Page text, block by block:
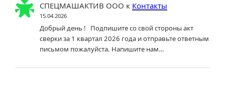
СПЕЦМАШАКТИВ ООО к Контакты
15.04.2026
Добрый день ! Подпишите со свой стороны акт
сверки за 1 квартал 2026 года и отправьте ответным
письмом пожалуйста. Напишите нам…